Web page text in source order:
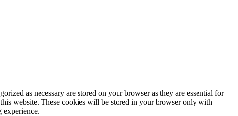
as necessary are stored on your browser as they are essential for
website. These cookies will be stored in your browser only with
experience.